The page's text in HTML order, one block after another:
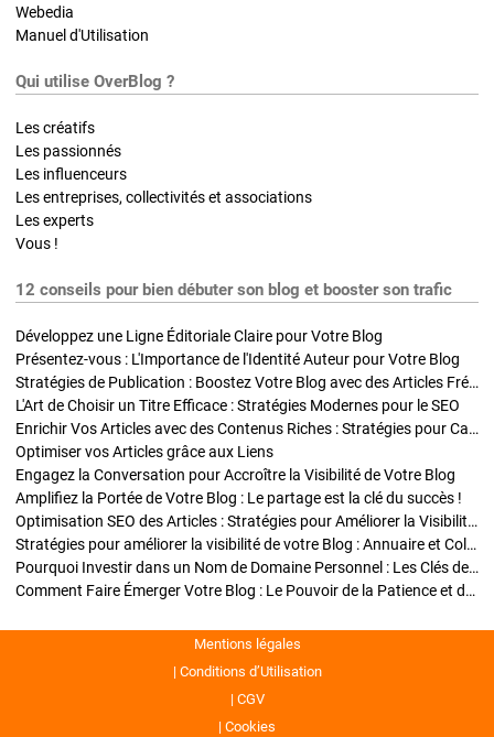
Webedia
Manuel d'Utilisation
Qui utilise OverBlog ?
Les créatifs
Les passionnés
Les influenceurs
Les entreprises, collectivités et associations
Les experts
Vous !
12 conseils pour bien débuter son blog et booster son trafic
Développez une Ligne Éditoriale Claire pour Votre Blog
Présentez-vous : L'Importance de l'Identité Auteur pour Votre Blog
Stratégies de Publication : Boostez Votre Blog avec des Articles Fréquents et Exclusifs
L'Art de Choisir un Titre Efficace : Stratégies Modernes pour le SEO
Enrichir Vos Articles avec des Contenus Riches : Stratégies pour Captiver et Optimiser
Optimiser vos Articles grâce aux Liens
Engagez la Conversation pour Accroître la Visibilité de Votre Blog
Amplifiez la Portée de Votre Blog : Le partage est la clé du succès !
Optimisation SEO des Articles : Stratégies pour Améliorer la Visibilité de Votre Blog
Stratégies pour améliorer la visibilité de votre Blog : Annuaire et Collaborations
Pourquoi Investir dans un Nom de Domaine Personnel : Les Clés de la Réussite de Votre Blog
Comment Faire Émerger Votre Blog : Le Pouvoir de la Patience et de la Persévérance
Mentions légales
Conditions d’Utilisation
CGV
Cookies